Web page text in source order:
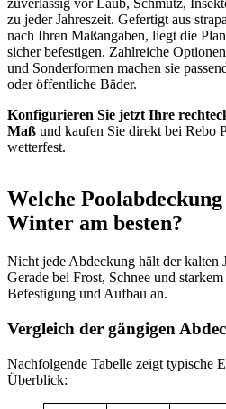
zu jeder Jahreszeit. Gefertigt aus
nach Ihren Maßangaben, liegt die
sicher befestigen. Zahlreiche
und Sonderformen machen sie
oder öffentliche Bäder.
Konfigurieren Sie jetzt Ihre
Maß und kaufen Sie direkt bei Rebo
wetterfest.
Welche
Winter am besten?
Nicht jede Abdeckung hält der kalten
Gerade bei Frost, Schnee und
Befestigung und Aufbau an.
Vergleich der gängigen
Nachfolgende Tabelle zeigt typische
Überblick: